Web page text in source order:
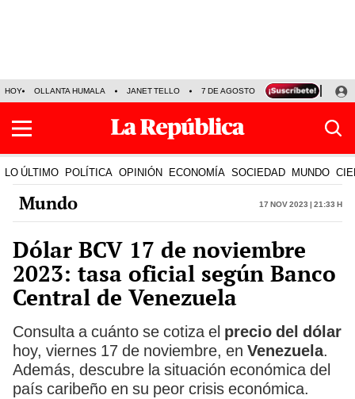
HOY OLLANTA HUMALA JANET TELLO 7 DE AGOSTO TINKA RESULTADOS
LO ÚLTIMO POLÍTICA OPINIÓN ECONOMÍA SOCIEDAD MUNDO
Mundo 17 Nov 2023 | 21:33 h
Dólar BCV 17 de noviembre
2023: tasa oficial según Banco
Central de Venezuela
Consulta a cuánto se cotiza el precio del dólar
hoy, viernes 17 de noviembre, en Venezuela.
Además, descubre la situación económica del
país caribeño en su peor crisis económica.